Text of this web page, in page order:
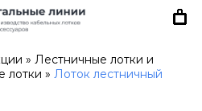
» Лестничные лотки и
лотки » Лоток лестничный